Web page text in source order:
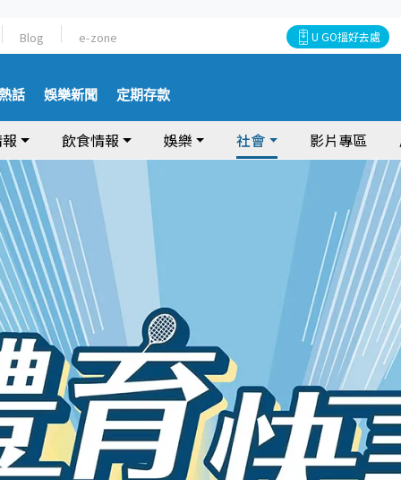
Blog e-zone U GO搵好去處
話 娛樂新聞 定期存款
飲食情報 娛樂 社會 影片專區